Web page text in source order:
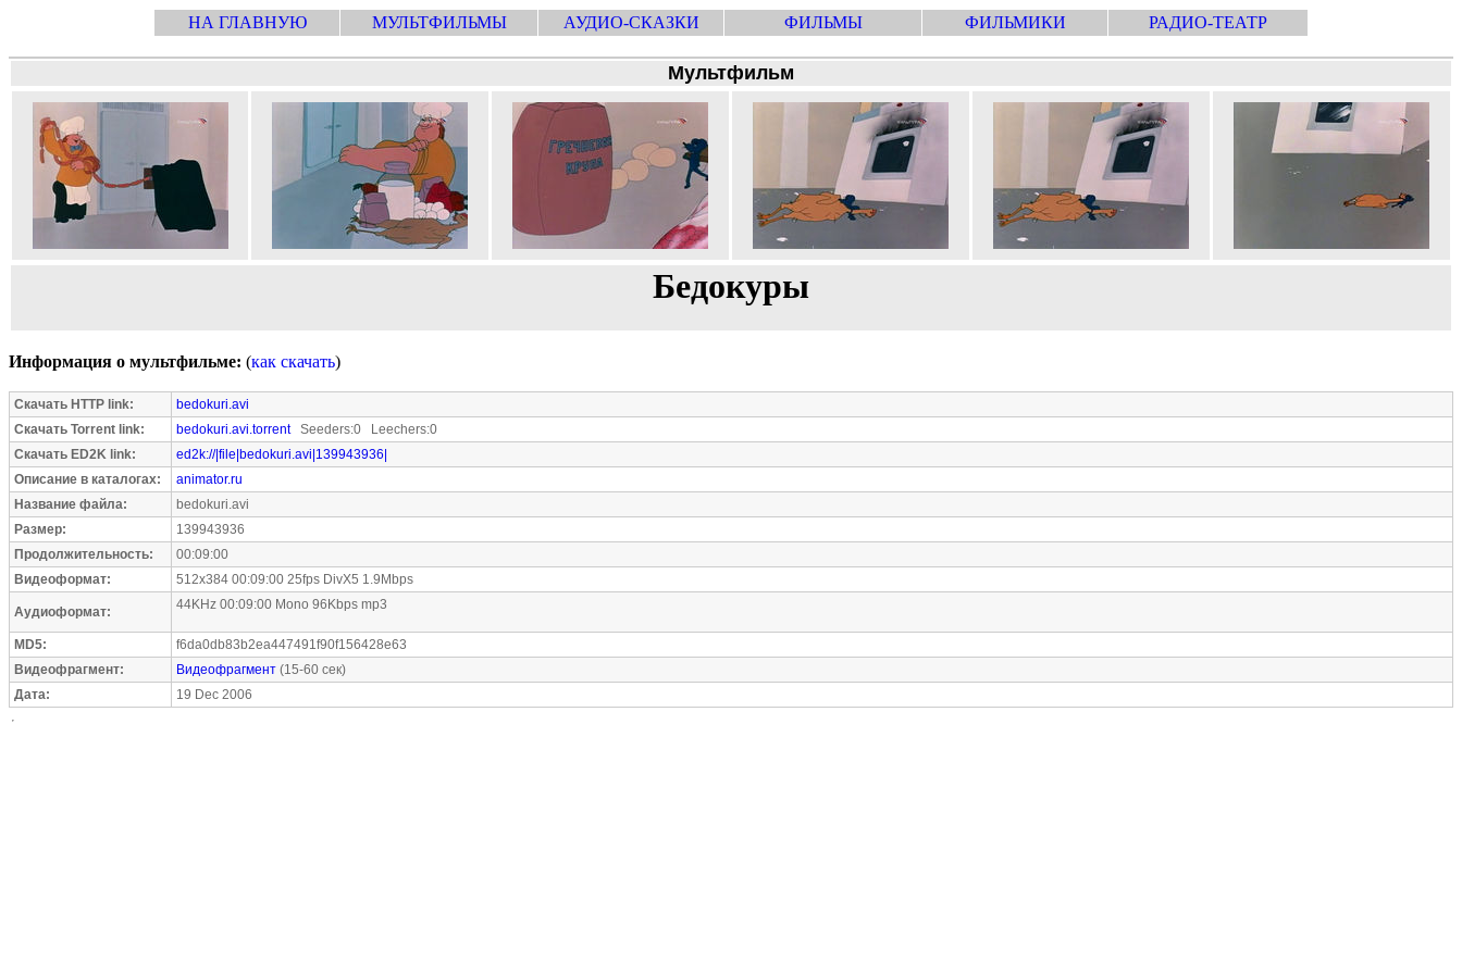
НА ГЛАВНУЮ МУЛЬТФИЛЬМЫ АУДИО-СКАЗКИ ФИЛЬМЫ ФИЛЬМИКИ РАДИО-ТЕАТР
Мультфильм
Бедокуры
Информация о мультфильме: (как скачать)
Скачать HTTP link:
bedokuri.avi
Скачать Torrent link:
bedokuri.avi.torrentSeeders:0 Leechers:0
Скачать ED2K link:
ed2k://|file|bedokuri.avi|139943936|
Описание в каталогах:
animator.ru
Название файла:
bedokuri.avi
Размер:
139943936
Продолжительность:
00:09:00
Видеоформат:
512x384 00:09:00 25fps DivX5 1.9Mbps
Аудиоформат: 44KHz 00:09:00 Mono 96Kbps mp3
MD5:
f6da0db83b2ea447491f90f156428e63
Видеофрагмент:
Видеофрагмент (15-60 сек)
Дата:
19 Dec 2006